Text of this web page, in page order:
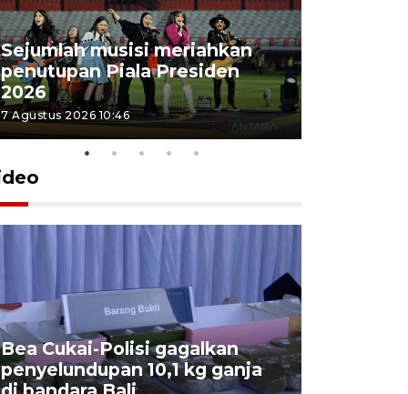
Sejumlah musisi meriahkan
penutupan Piala Presiden
2026
7 Agustus 2026 10:46
Bea Cukai-Polisi gagalkan
penyelundupan 10,1 kg ganja